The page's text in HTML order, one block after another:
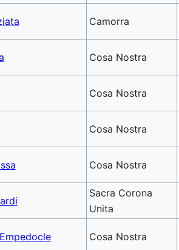
Camorra
Cosa Nostra
Cosa Nostra
Cosa Nostra
Cosa Nostra
Sacra Corona
Unita
Cosa Nostra